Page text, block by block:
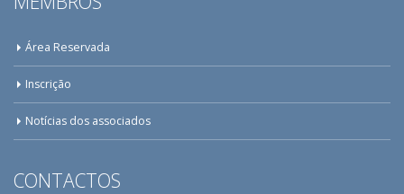
Área Reservada
Inscrição
Notícias dos associados
CONTACTOS